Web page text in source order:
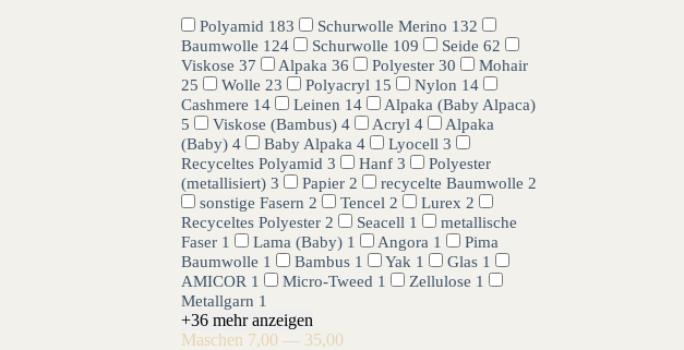
Polyamid 183 Schurwolle Merino 132
Baumwolle 124 Schurwolle 109 Seide 62
Viskose 37 Alpaka 36 Polyester 30
Mohair
25
Wolle 23 Polyacryl 15 Nylon 14
Cashmere 14 Leinen 14
Alpaka (Baby Alpaca)
5
Viskose (Bambus) 4 Acryl 4
Alpaka
(Baby) 4 Baby Alpaka 4 Lyocell 3
Recyceltes Polyamid 3 Hanf 3
Polyester
(metallisiert) 3 Papier 2 recycelte Baumwolle 2
sonstige Fasern 2 Tencel 2 Lurex 2
Recyceltes Polyester 2 Seacell 1
metallische
Faser 1 Lama (Baby) 1 Angora 1
Pima
Baumwolle 1 Bambus 1 Yak 1 Glas 1
AMICOR 1 Micro-Tweed 1 Zellulose 1
Metallgarn 1
+36 mehr anzeigen
Maschen 7,00 — 35,00